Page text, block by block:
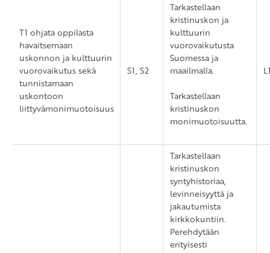
T1 ohjata oppilasta
havaitsemaan
uskonnon ja kulttuurin
vuorovaikutus sekä
tunnistamaan
uskontoon
liittyvämonimuotoisuus
S1, S2
Tarkastellaan
kristinuskon ja
kulttuurin
vuorovaikutusta
Suomessa ja
maailmalla.
Tarkastellaan
kristinuskon
monimuotoisuutta.
Tarkastellaan
kristinuskon
syntyhistoriaa,
levinneisyyttä ja
jakautumista
kirkkokuntiin.
Perehdytään
erityisesti